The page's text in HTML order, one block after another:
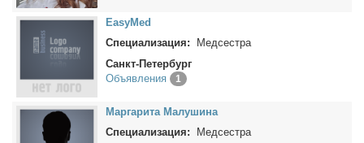
EasyMed
Специализация: Медсестра
Санкт-Петербург
Объявления
1
Мар­га­ри­та Ма­лу­ши­на
Специализация: Медсестра